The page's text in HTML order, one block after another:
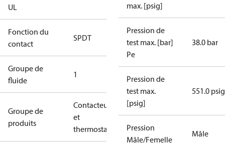
UL
Fonction du
contact
SPDT
Groupe de
fluide
1
Groupe de
produits
Contacteurs
et
thermostats
max. [psig]
Pression de
test max. [bar]
Pe
38.0 bar
Pression de
test max.
[psig]
551.0 psig
Pression
Mâle/Femelle
Mâle